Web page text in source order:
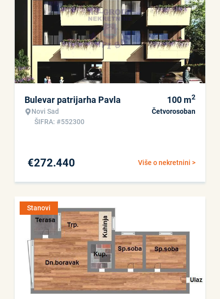
Bulevar patrijarha Pavla
Novi Sad
ŠIFRA: #552300
100 m2
Četvorosoban
Više o nekretnini >
€272.440
Stanovi